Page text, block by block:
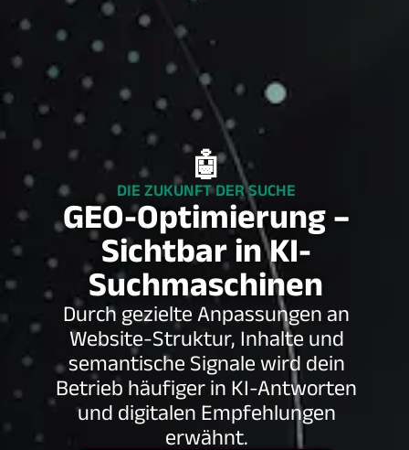
🤖
DIE ZUKUNFT DER SUCHE
GEO-Optimierung –
Sichtbar in KI-
Suchmaschinen
Durch gezielte Anpassungen an
Website-Struktur, Inhalte und
semantische Signale wird dein
Betrieb häufiger in KI-Antworten
und digitalen Empfehlungen
erwähnt.